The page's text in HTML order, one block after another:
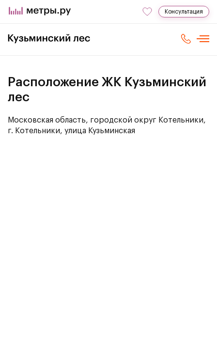
Консультация
Расположение ЖК Кузьминский
лес
Московская область, городской округ Котельники,
г. Котельники, улица Кузьминская